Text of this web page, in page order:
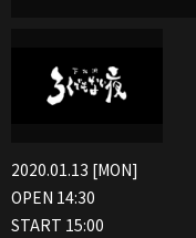
2020.01.13 [MON]
OPEN 14:30
START 15:00